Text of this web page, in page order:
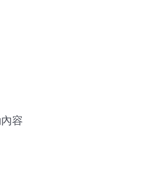
容